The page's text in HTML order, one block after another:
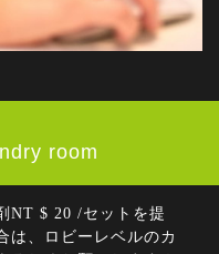
room
NT $ 20 /セットを提
は、ロビーレベルのカ